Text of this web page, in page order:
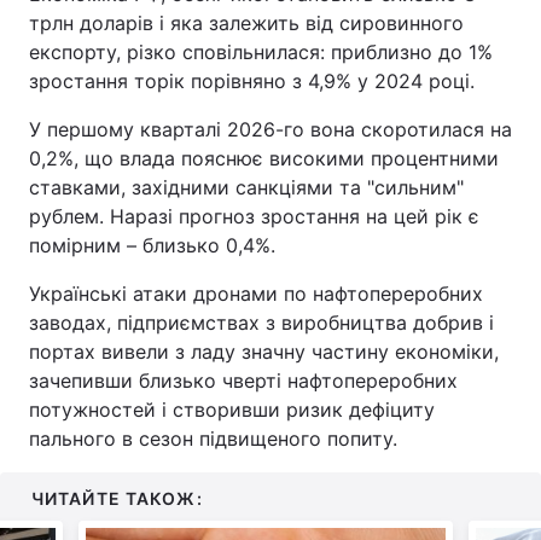
трлн доларів і яка залежить від сировинного
експорту, різко сповільнилася: приблизно до 1%
зростання торік порівняно з 4,9% у 2024 році.
У першому кварталі 2026-го вона скоротилася на
0,2%, що влада пояснює високими процентними
ставками, західними санкціями та "сильним"
рублем. Наразі прогноз зростання на цей рік є
помірним – близько 0,4%.
Українські атаки дронами по нафтопереробних
заводах, підприємствах з виробництва добрив і
портах вивели з ладу значну частину економіки,
зачепивши близько чверті нафтопереробних
потужностей і створивши ризик дефіциту
пального в сезон підвищеного попиту.
ЧИТАЙТЕ ТАКОЖ: